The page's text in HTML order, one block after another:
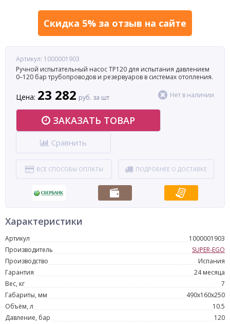
Скидка 5% за отзыв на сайте
Артикул: 1000001903
Ручной испытательный насос TP120 для испытания давлением
0–120 бар трубопроводов и резервуаров в системах отопления.
Цена: 23 282 руб. за шт Нет в наличии
ЗАКАЗАТЬ ТОВАР
Сравнить
ВСЕ СПОСОБЫ ОПЛАТЫ ПОДРОБНЕЕ О ДОСТАВКЕ
Характеристики
Артикул
1000001903
Производитель
SUPER-EGO
Производство
Испания
Гарантия
24 месяца
Вес, кг
7
Габариты, мм
490x160x250
Объём, л
10.5
Давление, бар
120